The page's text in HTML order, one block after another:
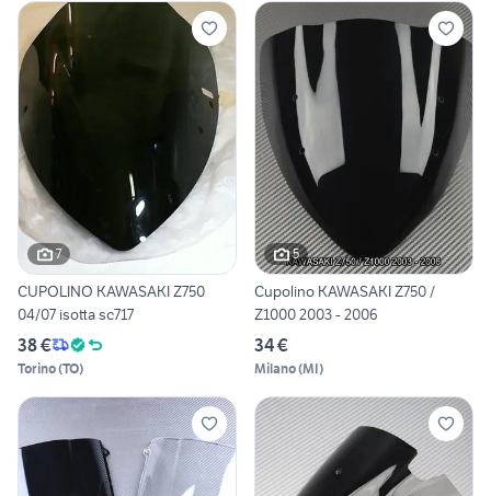
7
CUPOLINO KAWASAKI Z750
04/07 isotta sc717
38 €
Torino(TO)
5
Cupolino KAWASAKI Z750 /
Z1000 2003 - 2006
34 €
Milano(MI)